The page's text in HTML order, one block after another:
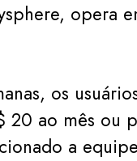
opera
os
20 ao mês ou
a